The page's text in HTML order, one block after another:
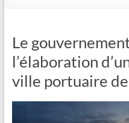
Le
l’élaboration
ville portuaire